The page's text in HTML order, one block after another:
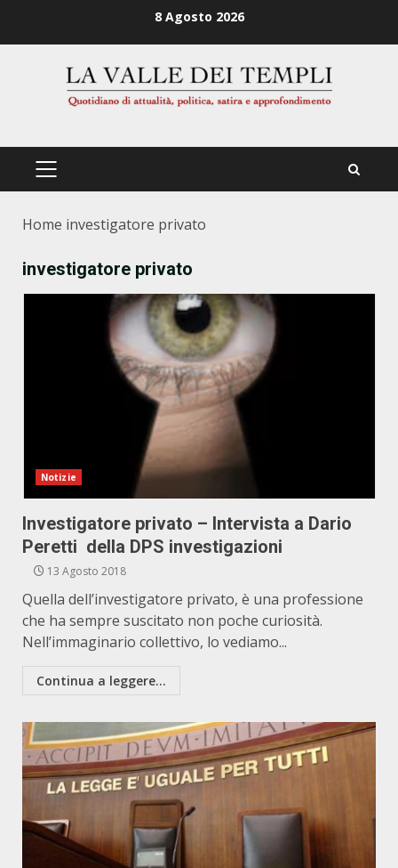
8 Agosto 2026
PRIMÄRES
Home investigatore privato
investigatore privato
Notizie
Investigatore privato – Intervista a Dario
Peretti della DPS investigazioni
13 Agosto 2018
Quella dell’investigatore privato, è una professione
che ha sempre suscitato non poche curiosità.
Nell’immaginario collettivo, lo vediamo...
Continua a leggere...